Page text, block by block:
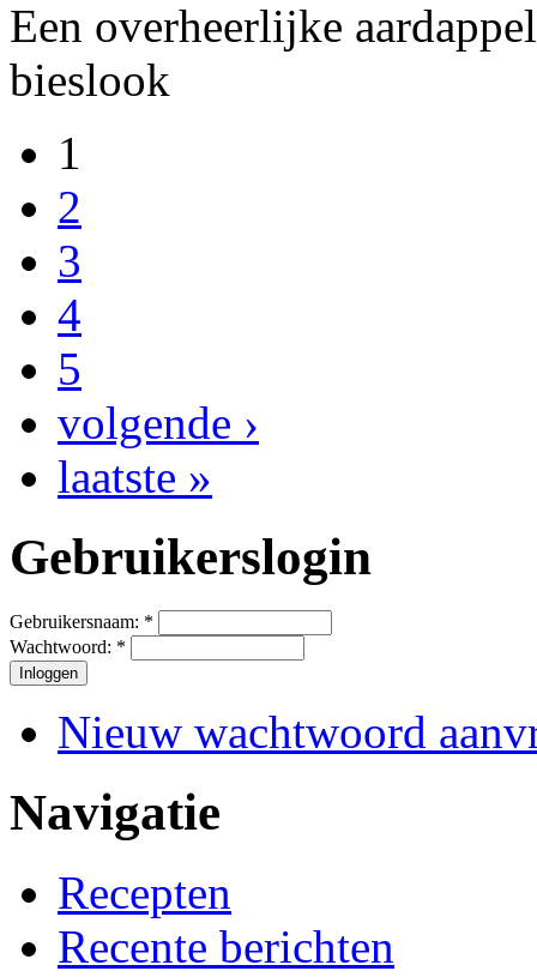
Een overheerlijke
bieslook
1
2
3
4
5
volgende ›
laatste »
Gebruikerslogin
Gebruikersnaam: *
Wachtwoord: *
Nieuw wachtwoord
Navigatie
Recepten
Recente berichten